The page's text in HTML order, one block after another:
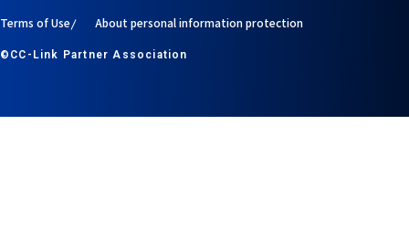
Terms of Use About personal information protection
©CC-Link Partner Association